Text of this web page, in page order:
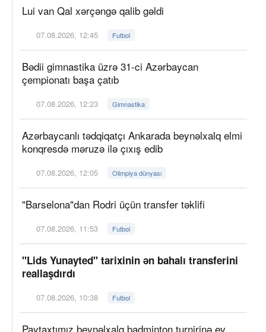
Lui van Qal xərçəngə qalib gəldi
07.08.2026, 12:45 Futbol
Bədii gimnastika üzrə 31-ci Azərbaycan
çempionatı başa çatıb
07.08.2026, 12:23 Gimnastika
Azərbaycanlı tədqiqatçı Ankarada beynəlxalq elmi
konqresdə məruzə ilə çıxış edib
07.08.2026, 12:05 Olimpiya dünyası
"Barselona"dan Rodri üçün transfer təklifi
07.08.2026, 11:53 Futbol
"Lids Yunayted" tarixinin ən bahalı transferini
reallaşdırdı
07.08.2026, 10:38 Futbol
Paytaxtımız beynəlxalq badminton turnirinə ev